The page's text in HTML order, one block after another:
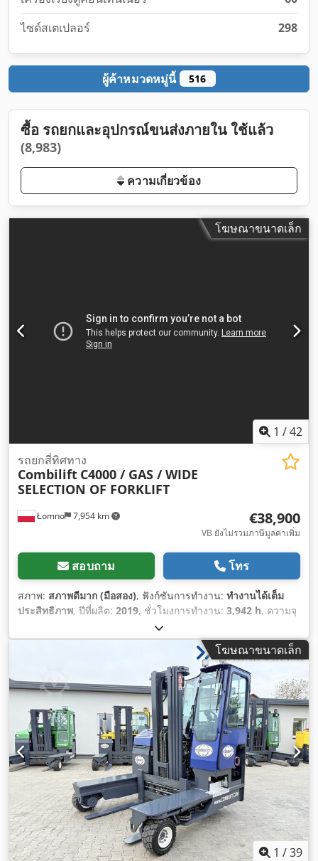
ไซด์สเตเปลอร์
298
ผู้ค้าหมวดหมู่นี้ 516
ซื้อ รถยกและอุปกรณ์ขนส่งภายใน ใช้แล้ว
(8,983)
ความเกี่ยวข้อง
โฆษณาขนาดเล็ก
1 /42
Łomno 7,954 km
รถยกสี่ทิศทาง
Combilift C4000 / GAS / WIDE
SELECTION OF FORKLIFT
€38,900
VB ยังไม่รวมภาษีมูลค่าเพิ่ม
สอบถาม โทร
สภาพ: สภาพดีมาก (มือสอง), ฟังก์ชันการทำงาน: ทำงานได้เต็ม
ประสิทธิภาพ, ปีที่ผลิต: 2019, ชั่วโมงการทำงาน: 3,942 h, ความจุ
, ความสูงยก:
2,250 มม, ศูนย์รับน้ำหนัก:600 มม, ประเภทเชื้อเพลิง:แก๊ส,
3,000 มม, ผู้ผลิตมอเตอร์:
ไฮโดรสแตติก, ความกว้างของเฟรมงา:
มม, ความยาวง่าม:1,200 มม, ความกว้างของง่าม:120 มม
, ความ
หนาของส้อม:50 มม, สภาพยาง: 100 เปอร์เซ็นต์, ประเภทยางล้อ
หน้า:ยางตัน (สีดำ), ขนาดยางหน้า: 200/50-10, ประเภทยางหลัง:
ยางตัน (สีดำ) , ขนาดยางหลัง:27X10-12, น้ำหนักรวม:10,150
กก., น้ำหนักเปล่า: 6,150 กก., ความสูงรวม:2,400 มม, ความยาว
ทั้งหมด:2,400 มม, ความกว้างทั้งหมด: 2,250 มม, สี: สีเหลือง,
อุปกรณ์:การเลื่อนข้าง, ขับเคลื่อนทุกล้อ, งาสำหรับยกพาเลท, ห้อง
โดยสาร, เครื่องหมาย CE, ไฟส่องสว่าง,
โฆษณาขนาดเล็ก
1 /39